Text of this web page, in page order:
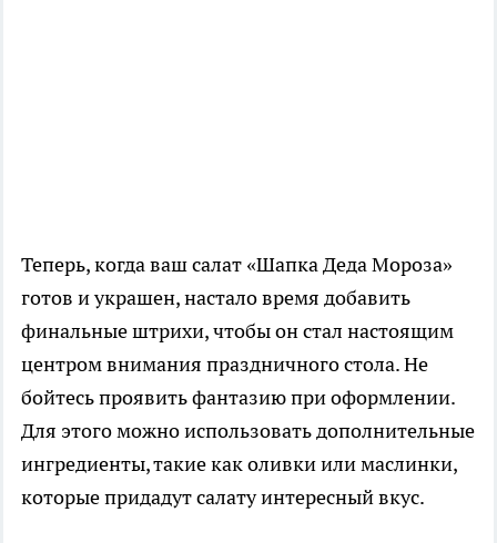
Теперь, когда ваш салат «Шапка Деда Мороза»
готов и украшен, настало время добавить
финальные штрихи, чтобы он стал настоящим
центром внимания праздничного стола. Не
бойтесь проявить фантазию при оформлении.
Для этого можно использовать дополнительные
ингредиенты, такие как оливки или маслинки,
которые придадут салату интересный вкус.